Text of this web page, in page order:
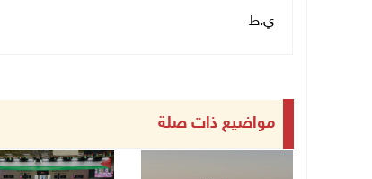
ي.ط
مواضيع ذات صلة